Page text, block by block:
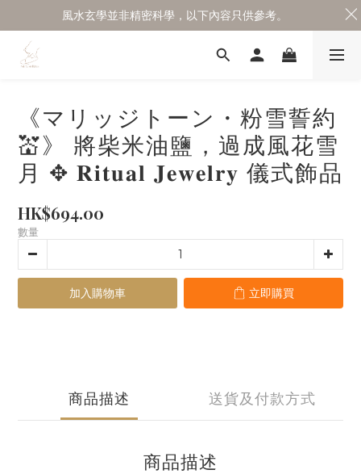
《マリッジトーン・粉雪誓約
💒》 將柴米油鹽，過成風花雪
月 ✥ 𝐑𝐢𝐭𝐮𝐚𝐥 𝐉𝐞𝐰𝐞𝐥𝐫𝐲 儀式飾品
HK$694.00
數量
加入購物車 立即購買
商品描述 送貨及付款方式
商品描述
風水玄學並非精密科學，以下內容只供參考。